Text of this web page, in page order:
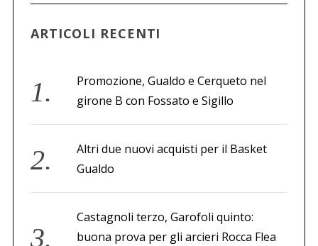
ARTICOLI RECENTI
Promozione, Gualdo e Cerqueto nel
girone B con Fossato e Sigillo
Altri due nuovi acquisti per il Basket
Gualdo
Castagnoli terzo, Garofoli quinto:
buona prova per gli arcieri Rocca Flea
e